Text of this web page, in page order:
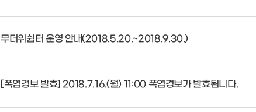
무더위쉼터 운영 안내(2018.5.20.~2018.9.30.)
[폭염경보 발효] 2018.7.16.(월) 11:00 폭염경보가 발효됩니다.